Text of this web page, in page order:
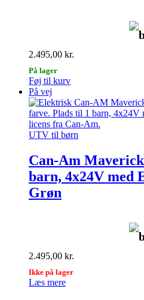
2.495,00 kr.
På lager
Føj til kurv
På vej
UTV til børn
Can-Am
barn, 4x24V med
Grøn
2.495,00 kr.
Ikke på lager
Læs mere